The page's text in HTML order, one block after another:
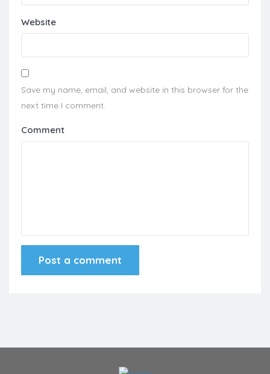
Website
Save my name, email, and website in this browser for the
next time I comment.
Comment